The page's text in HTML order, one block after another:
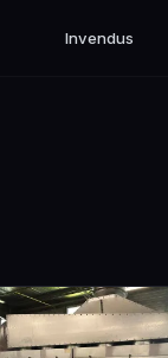
Invendus